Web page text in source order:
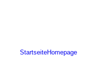
StartseiteHomepage